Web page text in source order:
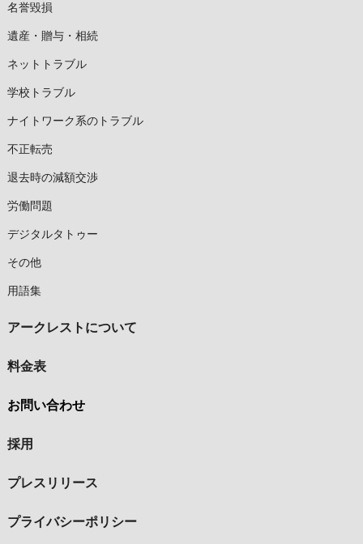
名誉毀損
遺産・贈与・相続
ネットトラブル
学校トラブル
ナイトワーク系のトラブル
不正転売
退去時の減額交渉
労働問題
デジタルタトゥー
その他
用語集
アークレストについて
料金表
お問い合わせ
採用
プレスリリース
プライバシーポリシー